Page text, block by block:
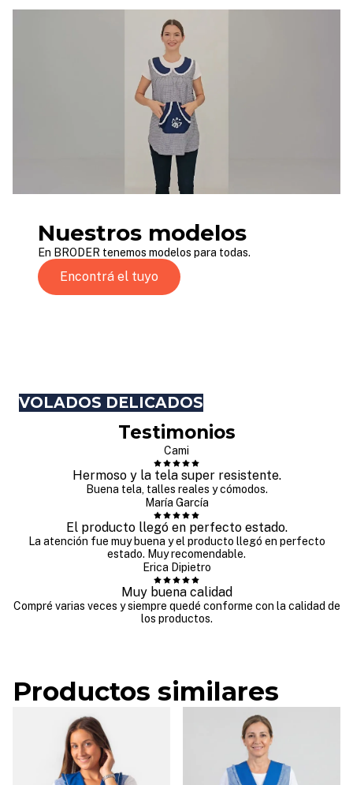
VOLADOS DELICADOS
Nuestros modelos
En BRODER tenemos modelos para todas.
Encontrá el tuyo
Testimonios
Cami
Hermoso y la tela super resistente.
Buena tela, talles reales y cómodos.
María García
El producto llegó en perfecto estado.
La atención fue muy buena y el producto llegó en perfecto
estado. Muy recomendable.
Erica Dipietro
Muy buena calidad
Compré varias veces y siempre quedé conforme con la calidad de
los productos.
Productos similares